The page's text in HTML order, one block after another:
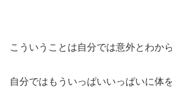
こういうことは自分では意外とわから
自分ではもういっぱいいっぱいに体